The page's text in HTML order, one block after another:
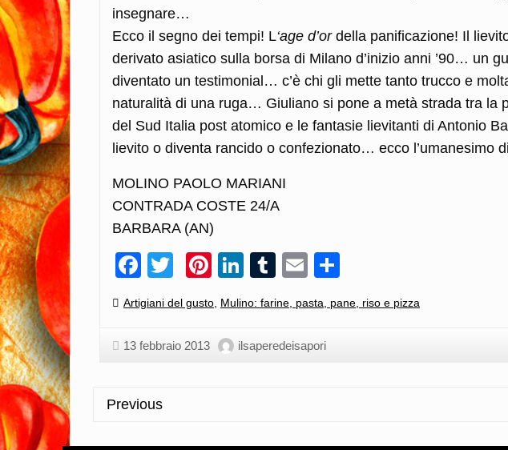
insegnare…
Ecco il segno dei tempi! L‘age d’ordella panificazione! Il
derivato asiatico sulla borsa di Milano d’inizio anni ’90… un
diventato un testimonial… c’è chi gli mette tanto trucco e
naturalità di una ruga… Giuliano si pone a metà strada tra la
del Sud Italia post atomico e le fantasie lievitanti di Antonio
lievito o diventa rancido o confezionato… ecco l’umanesimo
MOLINO PAOLO MARIANI
CONTRADA COSTE 24/A
BARBARA (AN)
Facebook
TwitterPinterest
LinkedIn
Tumblr
Email
Categories:
Artigiani del gusto Mulino: farine, pasta, pane, riso e pizza
13 febbraio 2013 ilsaperedeisapori
Previous